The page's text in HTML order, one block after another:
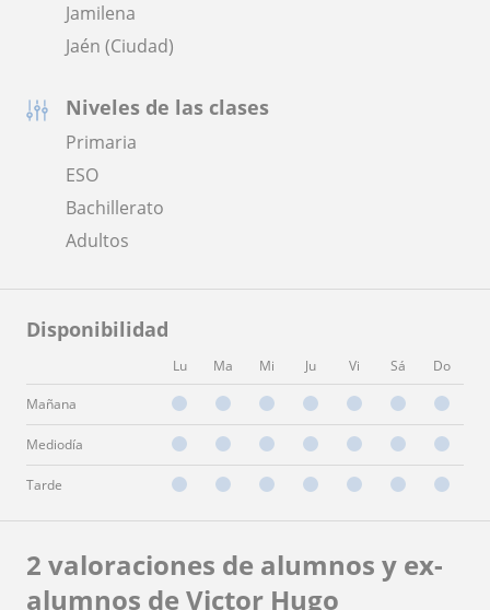
Jamilena
Jaén (Ciudad)
Niveles de las clases
Primaria
ESO
Bachillerato
Adultos
Disponibilidad
Lu Ma Mi Ju Vi Sá Do
Mañana
Mediodía
Tarde
2 valoraciones de alumnos y ex-
alumnos de Victor Hugo